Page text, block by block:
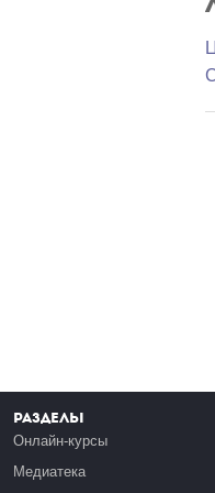
Разделы
Онлайн-курсы
Медиатека